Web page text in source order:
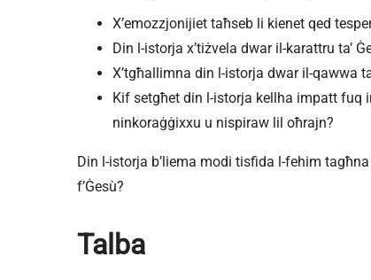
X’emozzjonijiet taħseb li kienet qed
Din l-istorja x’tiżvela dwar il-karattru ta’
X’tgħallimna din l-istorja dwar il-qawwa
Kif setgħet din l-istorja kellha impatt fuq
ninkoraġġixxu u nispiraw lil oħrajn?
Din l-istorja b’liema modi tisfida l-fehim
f’Ġesù?
Talba